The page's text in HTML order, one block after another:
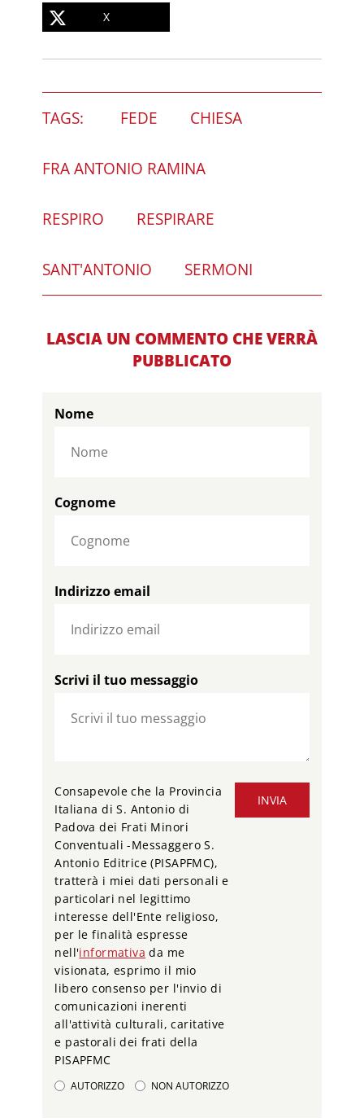
X
TAGS: FEDE CHIESA
FRA ANTONIO RAMINA
RESPIRO RESPIRARE
SANT'ANTONIO SERMONI
LASCIA UN COMMENTO CHE VERRÀ
PUBBLICATO
Nome
Cognome
Indirizzo email
Scrivi il tuo messaggio
INVIA
Consapevole che la Provincia
Italiana di S. Antonio di
Padova dei Frati Minori
Conventuali -Messaggero S.
Antonio Editrice (PISAPFMC),
tratterà i miei dati personali e
particolari nel legittimo
interesse dell'Ente religioso,
per le finalità espresse
nell'informativa da me
visionata, esprimo il mio
libero consenso per l'invio di
comunicazioni inerenti
all'attività culturali, caritative
e pastorali dei frati della
PISAPFMC
AUTORIZZO NON AUTORIZZO